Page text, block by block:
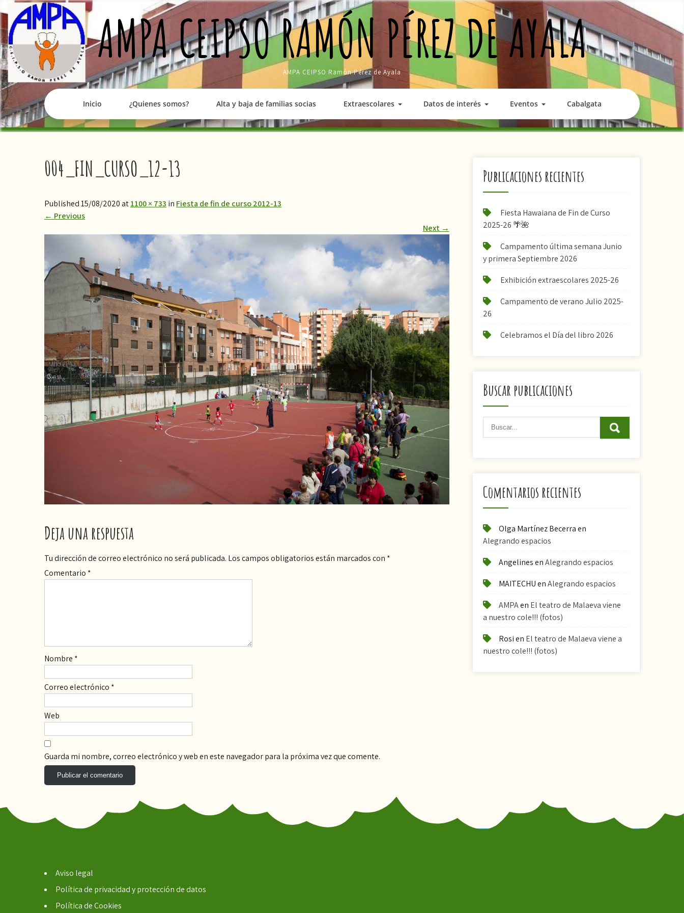
to
content
AMPA CEIPSO RAMÓN PÉREZ DE AYALA
AMPA CEIPSO Ramón Pérez de Ayala
Inicio ¿Quienes somos? Alta y baja de familias socias Extraescolares Datos de interés Eventos Cabalgata
004_FIN_CURSO_12-13
Published 15/08/2020 at1100 × 733 in Fiesta de fin de curso 2012-13
← Previous
Next →
Deja una respuesta
Tu dirección de correo electrónico no será publicada. Los campos obligatorios están marcados con *
Comentario *
Nombre *
Correo electrónico *
Web
Guarda mi nombre, correo electrónico y web en este navegador para la próxima vez que comente.
Publicaciones recientes
Fiesta Hawaiana de Fin de Curso
2025-26 🌴🌺
Campamento última semana Junio
y primera Septiembre 2026
Exhibición extraescolares 2025-26
Campamento de verano Julio 2025-
26
Celebramos el Día del libro 2026
Buscar publicaciones
Comentarios recientes
Olga Martínez Becerraen
Alegrando espacios
AngelinesenAlegrando espacios
MAITECHUenAlegrando espacios
AMPAen El teatro de Malaeva viene
a nuestro cole!!! (fotos)
Rosien El teatro de Malaeva viene a
nuestro cole!!! (fotos)
Aviso legal
Política de privacidad y protección de datos
Política de Cookies